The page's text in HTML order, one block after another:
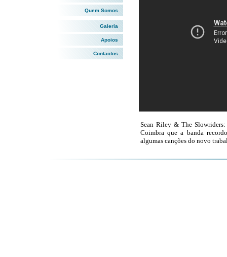
Quem Somos
Galeria
Apoios
Contactos
Sean Riley & The
Coimbra que a banda
algumas canções do novo